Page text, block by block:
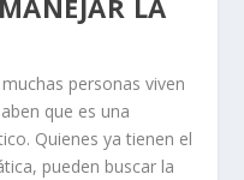
personas viven
que es una
Quienes ya tienen el
pueden buscar la